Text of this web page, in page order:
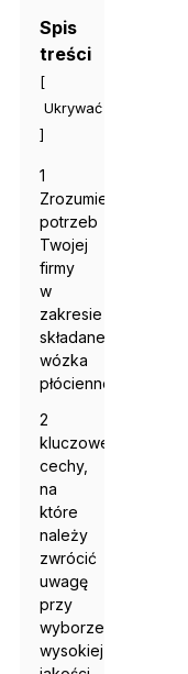
Spis
treści
[
Ukrywać
]
1
Zrozumienie
potrzeb
Twojej
firmy
w
zakresie
składanego
wózka
płóciennego
2
kluczowe
cechy,
na
które
należy
zwrócić
uwagę
przy
wyborze
wysokiej